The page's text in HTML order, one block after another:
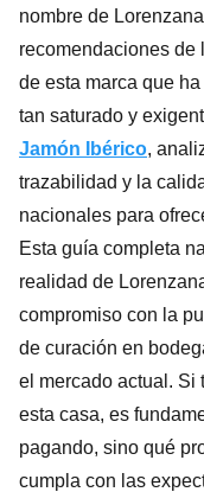
nombre de
recomendaciones de
de esta marca que
tan saturado y
Jamón Ibérico,
trazabilidad y la
nacionales para
Esta guía completa
realidad de
compromiso con la
de curación en
el mercado actual. Si
esta casa, es
pagando, sino qué
cumpla con las